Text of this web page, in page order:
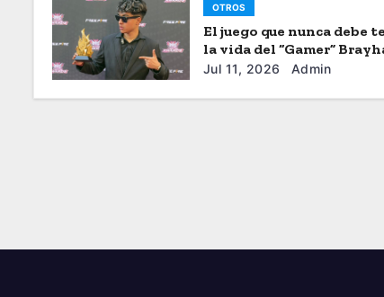
OTROS
El juego que nunca debe
la vida del “Gamer”
Crazzy
Jul 11, 2026 Admin